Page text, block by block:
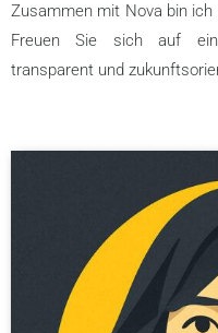
Zusammen mit Nova bin ich
Freuen Sie sich auf
transparent und